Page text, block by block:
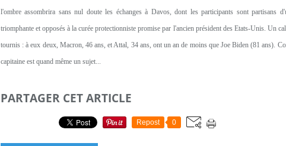
l'ombre assombrira sans nul doute les échanges à Davos, dont les participants sont partisans
triomphante et opposés à la curée protectionniste promise par l'ancien président des Etats-Unis. Un
tournis : à eux deux, Macron, 46 ans, et Attal, 34 ans, ont un an de moins que Joe Biden (81 ans).
capitaine est quand même un sujet...
PARTAGER CET ARTICLE
Repost 0